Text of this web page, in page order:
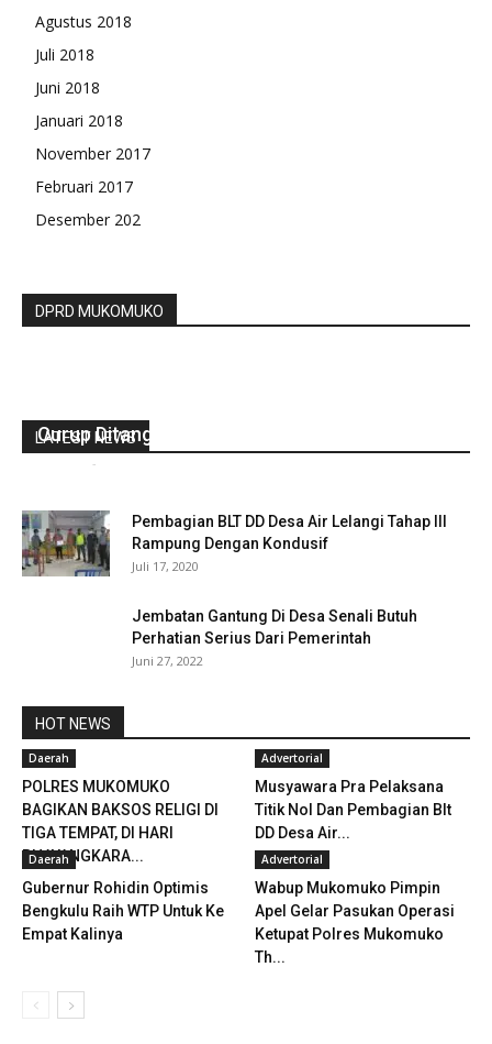
Agustus 2018
Juli 2018
Juni 2018
Januari 2018
November 2017
Februari 2017
Desember 202
DPRD MUKOMUKO
LATEST NEWS
Curup Ditangkap Polisi
-
Pembagian BLT DD Desa Air Lelangi Tahap III
Rampung Dengan Kondusif
Juli 17, 2020
Jembatan Gantung Di Desa Senali Butuh
Perhatian Serius Dari Pemerintah
Juni 27, 2022
HOT NEWS
Daerah
POLRES MUKOMUKO
BAGIKAN BAKSOS RELIGI DI
TIGA TEMPAT, DI HARI
BHAYANGKARA...
Advertorial
Musyawara Pra Pelaksana
Titik Nol Dan Pembagian Blt
DD Desa Air...
Daerah
Gubernur Rohidin Optimis
Bengkulu Raih WTP Untuk Ke
Empat Kalinya
Advertorial
Wabup Mukomuko Pimpin
Apel Gelar Pasukan Operasi
Ketupat Polres Mukomuko
Th...